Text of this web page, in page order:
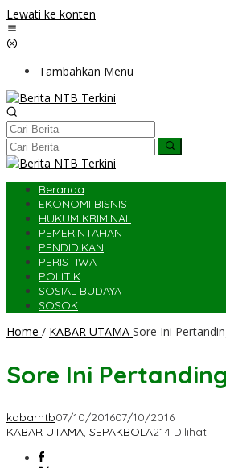
Lewati ke konten
Tambahkan Menu
Beranda
EKONOMI BISNIS
HUKUM KRIMINAL
PEMERINTAHAN
PENDIDIKAN
PERISTIWA
POLITIK
SOSIAL BUDAYA
SOSOK
Home / KABAR UTAMA Sore Ini
Sore Ini
kabarntb07/10/201607/10/2016
KABAR UTAMA, SEPAKBOLA214 Dilihat